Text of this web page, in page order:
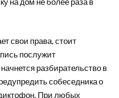
свои права, стоит
послужит
разбирательство в
собеседника о
При любых